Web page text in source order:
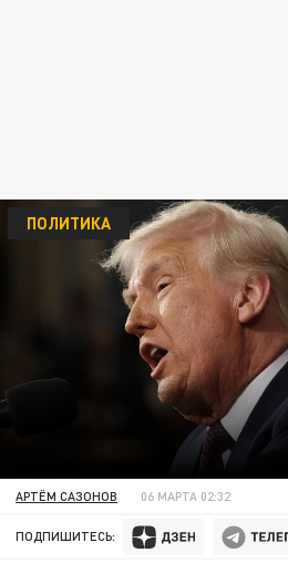
ПОЛИТИКА
АРТЁМ САЗОНОВ 06 МАРТА 02:32
ПОДПИШИТЕСЬ: